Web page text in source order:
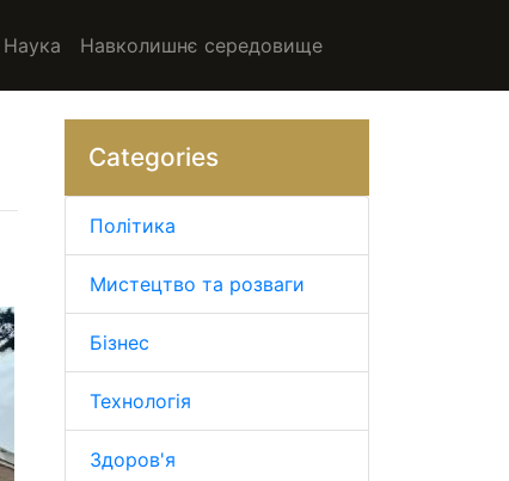
Наука Навколишнє середовище
Categories
Політика
Мистецтво та розваги
Бізнес
Технологія
Здоров'я